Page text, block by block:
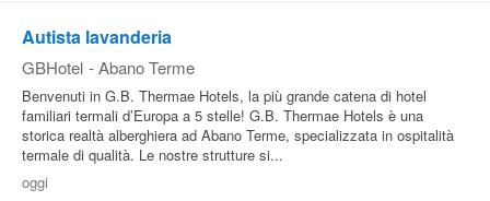
Autista lavanderia
GBHotel - Abano Terme
Benvenuti in G.B. Thermae Hotels, la più grande catena di hotel
familiari termali d’Europa a 5 stelle! G.B. Thermae Hotels è una
storica realtà alberghiera ad Abano Terme, specializzata in ospitalità
termale di qualità. Le nostre strutture si...
oggi